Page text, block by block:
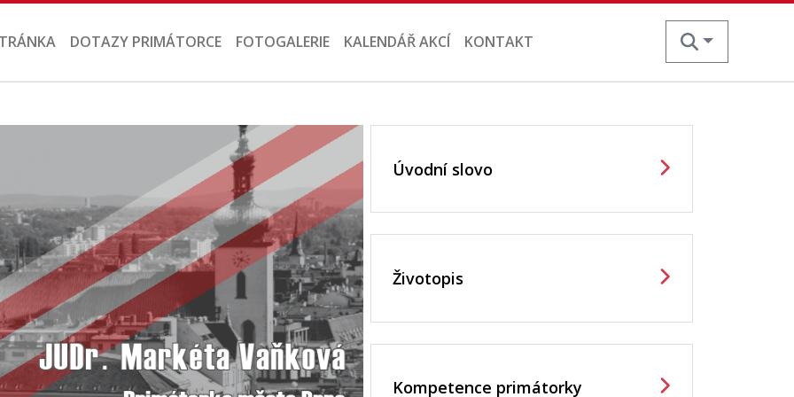
DOTAZY PRIMÁTORCE FOTOGALERIE KALENDÁŘ AKCÍ KONTAKT
Úvodní slovo
Životopis
Kompetence primátorky